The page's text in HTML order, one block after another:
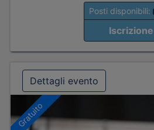
Posti disponibili:
Iscrizione
Dettagli evento
Gratuito